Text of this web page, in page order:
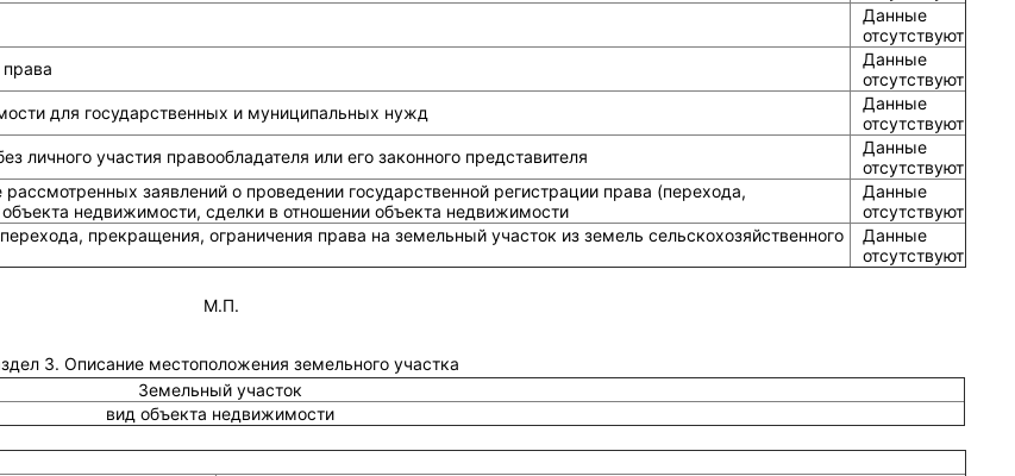
Данные
отсутствуют
Данные
отсутствуют
для государственных и муниципальных нужд
Данные
отсутствуют
личного участия правообладателя или его законного представителя
Данные
отсутствуют
заявлений о проведении государственной регистрации права (перехода,
недвижимости, сделки в отношении объекта недвижимости
Данные
отсутствуют
прекращения, ограничения права на земельный участок из земель сельскохозяйственного
Данные
отсутствуют
М.П.
3. Описание местоположения земельного участка
Земельный участок
вид объекта недвижимости